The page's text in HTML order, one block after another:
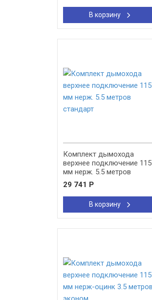
В корзину
Комплект дымохода
верхнее подключение 115
мм нерж. 5.5 метров
стандарт
29 741 Р
В корзину